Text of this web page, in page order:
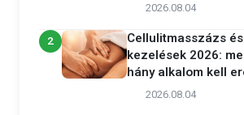
2026.08.04
2
Cellulitmasszázs
kezelések 2026:
hány alkalom kell
2026.08.04